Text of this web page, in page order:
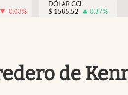
-0.03%
DÓLAR CCL
$ 1585,52 0.87%
de